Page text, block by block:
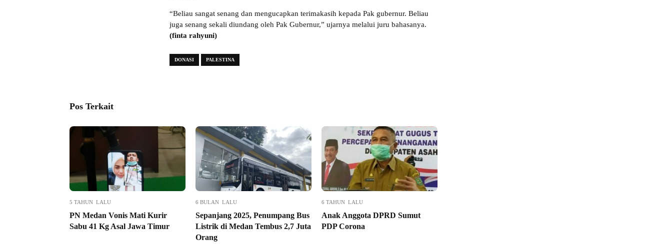
“Beliau sangat senang dan mengucapkan terimakasih kepada Pak gubernur. Beliau
juga senang sekali diundang oleh Pak Gubernur,” ujarnya melalui juru bahasanya.
(finta rahyuni)
DONASI PALESTINA
Pos Terkait
5 TAHUN LALU
PN Medan Vonis Mati Kurir
Sabu 41 Kg Asal Jawa Timur
6 BULAN LALU
Sepanjang 2025, Penumpang Bus
Listrik di Medan Tembus 2,7 Juta
Orang
6 TAHUN LALU
Anak Anggota DPRD Sumut
PDP Corona